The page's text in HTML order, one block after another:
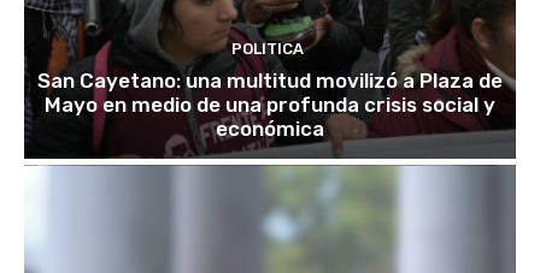
POLITICA
San Cayetano: una multitud movilizó a Plaza de
Mayo en medio de una profunda crisis social y
económica